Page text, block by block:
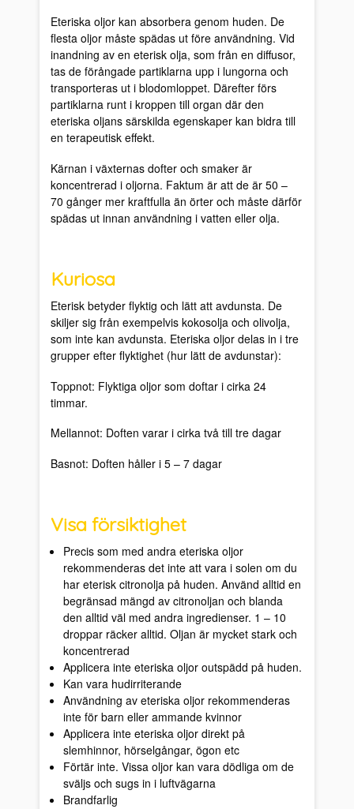
Eteriska oljor kan absorbera genom huden. De
flesta oljor måste spädas ut före användning. Vid
inandning av en eterisk olja, som från en diffusor,
tas de förångade partiklarna upp i lungorna och
transporteras ut i blodomloppet. Därefter förs
partiklarna runt i kroppen till organ där den
eteriska oljans särskilda egenskaper kan bidra till
en terapeutisk effekt.
Kärnan i växternas dofter och smaker är
koncentrerad i oljorna. Faktum är att de är 50 –
70 gånger mer kraftfulla än örter och måste därför
spädas ut innan användning i vatten eller olja.
Kuriosa
Eterisk betyder flyktig och lätt att avdunsta. De
skiljer sig från exempelvis kokosolja och olivolja,
som inte kan avdunsta. Eteriska oljor delas in i tre
grupper efter flyktighet (hur lätt de avdunstar):
Toppnot: Flyktiga oljor som doftar i cirka 24
timmar.
Mellannot: Doften varar i cirka två till tre dagar
Basnot: Doften håller i 5 – 7 dagar
Visa försiktighet
Precis som med andra eteriska oljor
rekommenderas det inte att vara i solen om du
har eterisk citronolja på huden. Använd alltid en
begränsad mängd av citronoljan och blanda
den alltid väl med andra ingredienser. 1 – 10
droppar räcker alltid. Oljan är mycket stark och
koncentrerad
Applicera inte eteriska oljor outspädd på huden.
Kan vara hudirriterande
Användning av eteriska oljor rekommenderas
inte för barn eller ammande kvinnor
Applicera inte eteriska oljor direkt på
slemhinnor, hörselgångar, ögon etc
Förtär inte. Vissa oljor kan vara dödliga om de
sväljs och sugs in i luftvägarna
Brandfarlig